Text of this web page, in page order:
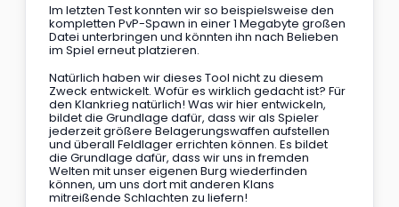
Im letzten Test konnten wir so beispielsweise den
kompletten PvP-Spawn in einer 1 Megabyte großen
Datei unterbringen und könnten ihn nach Belieben
im Spiel erneut platzieren.
Natürlich haben wir dieses Tool nicht zu diesem
Zweck entwickelt. Wofür es wirklich gedacht ist? Für
den Klankrieg natürlich! Was wir hier entwickeln,
bildet die Grundlage dafür, dass wir als Spieler
jederzeit größere Belagerungswaffen aufstellen
und überall Feldlager errichten können. Es bildet
die Grundlage dafür, dass wir uns in fremden
Welten mit unser eigenen Burg wiederfinden
können, um uns dort mit anderen Klans
mitreißende Schlachten zu liefern!